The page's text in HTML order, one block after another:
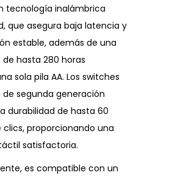
tecnología inalámbrica
que asegura baja latencia y
estable, además de una
hasta 280 horas
sola pila AA. Los switches
segunda generación
durabilidad de hasta 60
clics, proporcionando una
satisfactoria.
es compatible con un